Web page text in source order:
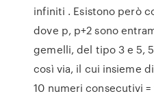
infiniti . Esistono però
dove p, p+2 sono
gemelli, del tipo 3 e 5, 5
così via, il cui insieme
10 numeri consecutivi